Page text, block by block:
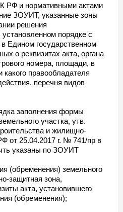
РФ и нормативными актами
ЗОУИТ, указанные зоны
решения
порядке с
Едином государственном
о реквизитах акта, органа
номера, площади, в
какого правообладателя
перечня видов
заполнения формы
участка, утв.
и жилищно-
от 25.04.2017 г. № 741/пр в
указаны по ЗОУИТ
(обременения) земельного
защитная зона,
акта, установившего
(обременения);